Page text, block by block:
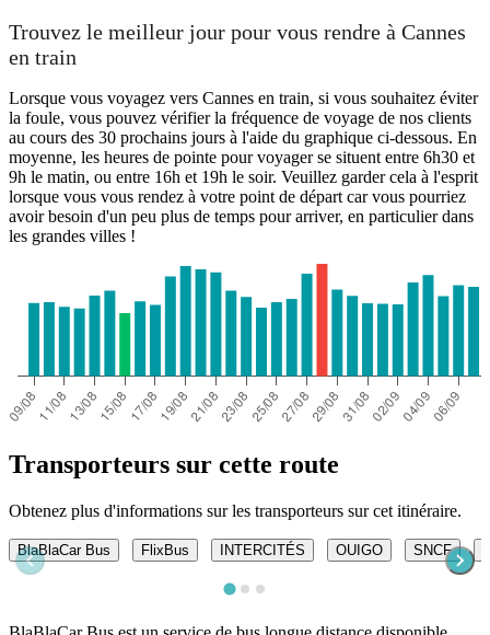
Trouvez le meilleur jour pour vous rendre à Cannes
en train
Lorsque vous voyagez vers Cannes en train, si vous souhaitez éviter
la foule, vous pouvez vérifier la fréquence de voyage de nos clients
au cours des 30 prochains jours à l'aide du graphique ci-dessous. En
moyenne, les heures de pointe pour voyager se situent entre 6h30 et
9h le matin, ou entre 16h et 19h le soir. Veuillez garder cela à l'esprit
lorsque vous vous rendez à votre point de départ car vous pourriez
avoir besoin d'un peu plus de temps pour arriver, en particulier dans
les grandes villes !
Transporteurs sur cette route
Obtenez plus d'informations sur les transporteurs sur cet itinéraire.
BlaBlaCar Bus FlixBus INTERCITÉS OUIGO SNCF